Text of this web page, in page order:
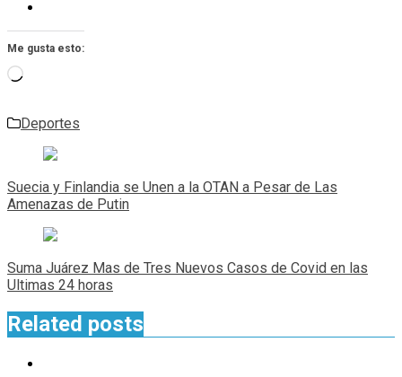
Me gusta esto:
Cargando...
Deportes
Navegación
de
entradas
Suecia y Finlandia se Unen a la OTAN a Pesar de Las
Amenazas de Putin
Suma Juárez Mas de Tres Nuevos Casos de Covid en las
Ultimas 24 horas
Related posts